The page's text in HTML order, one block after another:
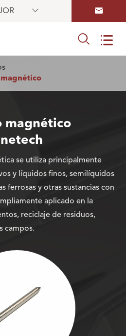
 
 
magnético
se utiliza principalmente
y líquidos finos, semilíquidos
ferrosas y otras sustancias con
aplicado en la
reciclaje de residuos,
campos.